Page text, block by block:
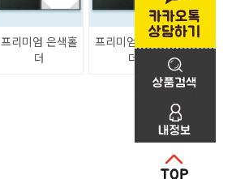
프리미엄 은색홀
더
프리미엄 청색홀
더